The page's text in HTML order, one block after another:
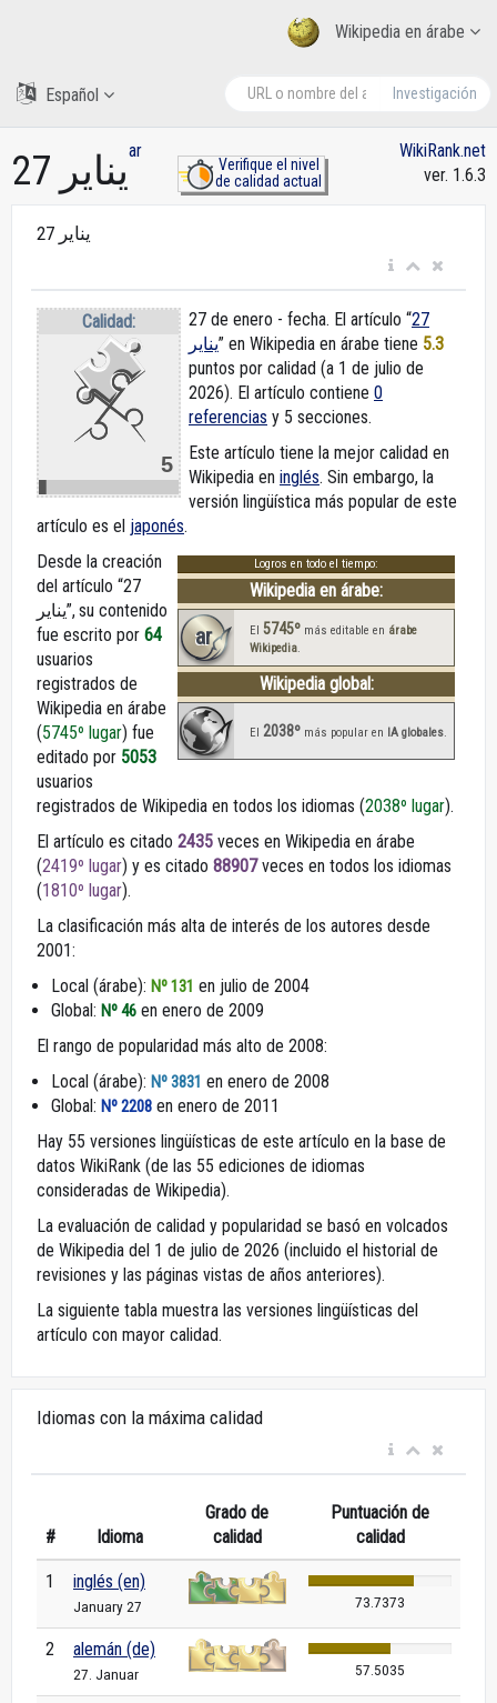
Wikipedia en árabe
Investigación
Español
27 ينايرar
Verifique el nivel
de calidad actual
WikiRank.net
ver. 1.6.3
27 يناير
Calidad:
5
27 de enero - fecha. El artículo “27
يناير” en Wikipedia en árabe tiene 5.3
puntos por calidad (a 1 de julio de
2026). El artículo contiene 0
referencias y 5 secciones.
Este artículo tiene la mejor calidad en
Wikipedia en inglés. Sin embargo, la
versión lingüística más popular de este
artículo es el japonés.
Logros en todo el tiempo:
Wikipedia en árabe:
ar El 5745º más editable en árabe
Wikipedia.
Wikipedia global:
El 2038º más popular en IA globales
Desde la creación
del artículo “27
يناير”, su contenido
fue escrito por 64
usuarios
registrados de
Wikipedia en árabe
(5745º lugar) fue
editado por 5053
usuarios
registrados de Wikipedia en todos los idiomas (2038º lugar).
El artículo es citado 2435 veces en Wikipedia en árabe
(2419º lugar) y es citado 88907veces en todos los idiomas
(1810º lugar).
La clasificación más alta de interés de los autores desde
2001:
Local (árabe): Nº 131 en julio de 2004
Global: Nº 46 en enero de 2009
El rango de popularidad más alto de 2008:
Local (árabe): Nº 3831 en enero de 2008
Global: Nº 2208 en enero de 2011
Hay 55 versiones lingüísticas de este artículo en la base de
datos WikiRank (de las 55 ediciones de idiomas
consideradas de Wikipedia).
La evaluación de calidad y popularidad se basó en volcados
de Wikipedia del 1 de julio de 2026 (incluido el historial de
revisiones y las páginas vistas de años anteriores).
La siguiente tabla muestra las versiones lingüísticas del
artículo con mayor calidad.
Idiomas con la máxima calidad
# Idioma
Grado de
calidad
Puntuación de
calidad
1 inglés (en)
January 27 73.7373
2 alemán (de)
27. Januar 57.5035